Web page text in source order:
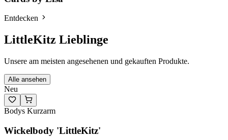
Entdecken
LittleKitz Lieblinge
Unsere am meisten angesehenen und gekauften Produkte.
Alle ansehen
Neu
Bodys Kurzarm
Wickelbody 'LittleKitz'